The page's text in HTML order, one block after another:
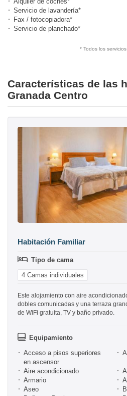
Servicio de lavandería*
Fax / fotocopiadora*
Servicio de planchado*
* Todos los
Características de las
Granada Centro
Habitación Familiar
Tipo de cama
4 Camas individuales
Este alojamiento con aire
dobles comunicadas y una terraza
de WiFi gratuita, TV y baño privado.
Equipamiento
Acceso a pisos superiores
en ascensor
Aire acondicionado
Armario
Aseo